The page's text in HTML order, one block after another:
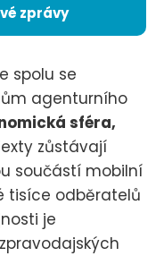
zprávy
spolu se
agenturního
sféra,
zůstávají
součástí mobilní
tisíce odběratelů
je